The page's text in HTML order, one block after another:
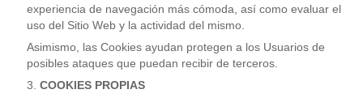
experiencia de navegación más cómoda, así como evaluar el
uso del Sitio Web y la actividad del mismo.
Asimismo, las Cookies ayudan protegen a los Usuarios de
posibles ataques que puedan recibir de terceros.
COOKIES PROPIAS